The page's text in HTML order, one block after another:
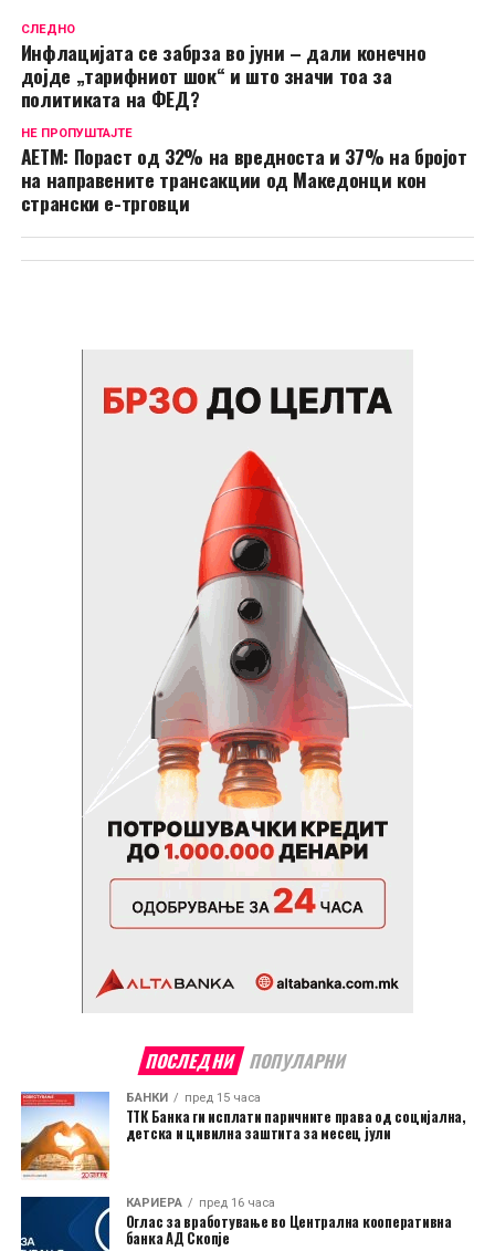
СЛЕДНО
Инфлацијата се забрза во јуни – дали конечно
дојде „тарифниот шок“ и што значи тоа за
политиката на ФЕД?
НЕ ПРОПУШТАЈТЕ
АЕТМ: Пораст од 32% на вредноста и 37% на бројот
на направените трансакции од Македонци кон
странски е-трговци
ПОСЛЕДНИ ПОПУЛАРНИ
БАНКИ пред 15 часа
ТТК Банка ги исплати паричните права од социјална,
детска и цивилна заштита за месец јули
КАРИЕРА пред 16 часа
Оглас за вработување во Централна кооперативна
банка АД Скопје